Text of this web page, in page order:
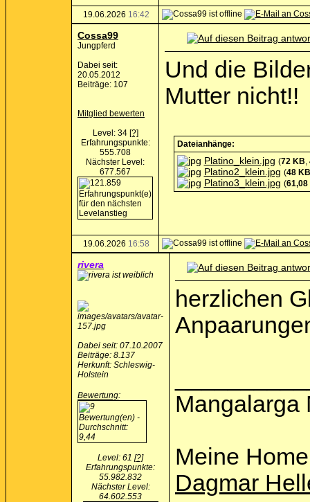
19.06.2026 16:42
Cossa99
Jungpferd
Dabei seit:
20.05.2012
Beiträge: 107
Mitglied bewerten
Level: 34 [?]
Erfahrungspunkte:
555.708
Nächster Level:
677.567
Und die
Mutter nicht!!
Dateianhänge:
Platino_klein.jpg (72 KB,
Platino2_klein.jpg (48 KB
Platino3_klein.jpg (61,08
19.06.2026 16:58
rivera
Dabei seit: 07.10.2007
Beiträge: 8.137
Herkunft: Schleswig-
Holstein
Bewertung:
Level: 61 [?]
Erfahrungspunkte:
55.982.832
Nächster Level:
64.602.553
herzlichen
Mangalarga
Meine
Dagmar